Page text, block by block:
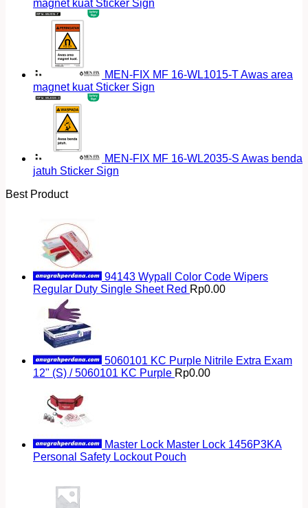
magnet kuat Sticker Sign
MEN-FIX MF 16-WL1015-T Awas area
magnet kuat Sticker Sign
MEN-FIX MF 16-WL2035-S Awas benda
jatuh Sticker Sign
Best Product
94143 Wypall Color Code Wipers
Regular Duty Single Sheet Red Rp0.00
5060101 KC Purple Nitrile Extra Exam
12" (S) / 5060101 KC Purple Rp0.00
Master Lock Master Lock 1456P3KA
Personal Safety Lockout Pouch